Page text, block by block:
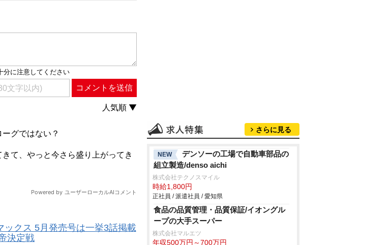
ックス 5月発売号は一挙3話掲載
決定戦
さらに見る
NEW
デンソーの工場で自動車部品の
組立製造/denso aichi
株式会社テクノスマイル
時給1,800円
正社員 / 派遣社員 / 愛知県
食品の品質管理・品質保証/イオングル
ープの大手スーパー
株式会社マルエツ
年収500万円～700万円